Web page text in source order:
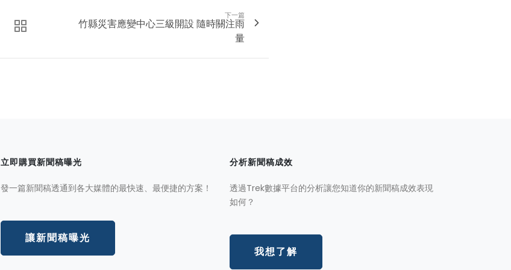
下一篇
竹縣災害應變中心三級開設 隨時關注雨
量
立即購買新聞稿曝光
發一篇新聞稿透通到各大媒體的最快速、最便捷的方案！
讓新聞稿曝光
分析新聞稿成效
透過Trek數據平台的分析讓您知道你的新聞稿成效表現
如何？
我想了解